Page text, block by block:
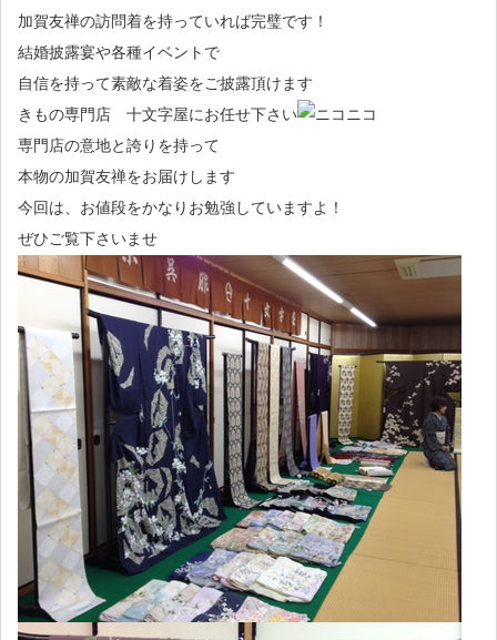
加賀友禅の訪問着を持っていれば完璧です！
結婚披露宴や各種イベントで
自信を持って素敵な着姿をご披露頂けます
きもの専門店 十文字屋にお任せ下さい
専門店の意地と誇りを持って
本物の加賀友禅をお届けします
今回は、お値段をかなりお勉強していますよ！
ぜひご覧下さいませ